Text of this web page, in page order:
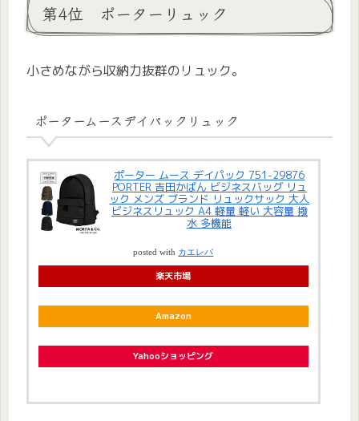
第4位 ポーターリュック
小さめながら収納力抜群のリュック。
ポータームースデイパックリュック
ポーター ムース デイパック 751-29876
PORTER 吉田かばん ビジネスバッグ リュ
ック メンズ ブランド リュックサック 大人
ビジネスリュック A4 軽量 軽い 大容量 撥
水 多機能
posted with カエレバ
楽天市場
Amazon
Yahooショッピング